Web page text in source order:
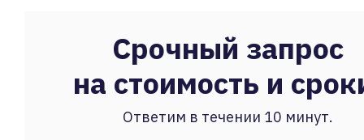
Срочный запрос
на стоимость и
Ответим в течении 10 минут.